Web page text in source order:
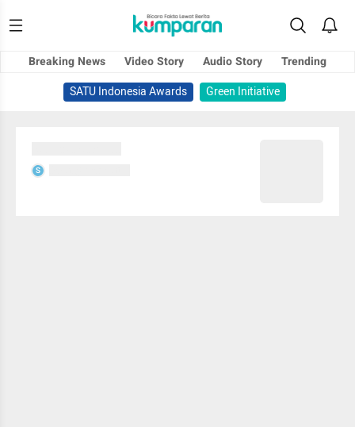
Breaking News Video Story Audio Story
Trending
SATU Indonesia Awards
Green Initiative
S